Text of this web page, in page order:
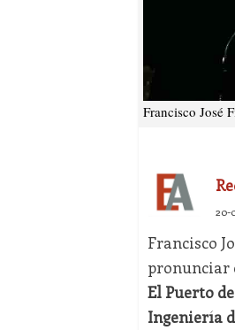
Francisco José
20-
Francisco
pronunciar
El Puerto
Ingeniería